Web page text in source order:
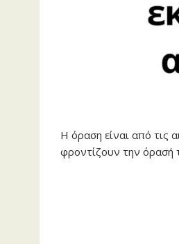
Η όραση είναι από τις
φροντίζουν την όρασή